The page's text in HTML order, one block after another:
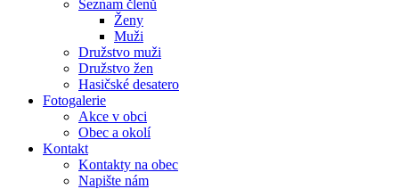
Seznam členů
Ženy
Muži
Družstvo muži
Družstvo žen
Hasičské desatero
Fotogalerie
Akce v obci
Obec a okolí
Kontakt
Kontakty na obec
Napište nám